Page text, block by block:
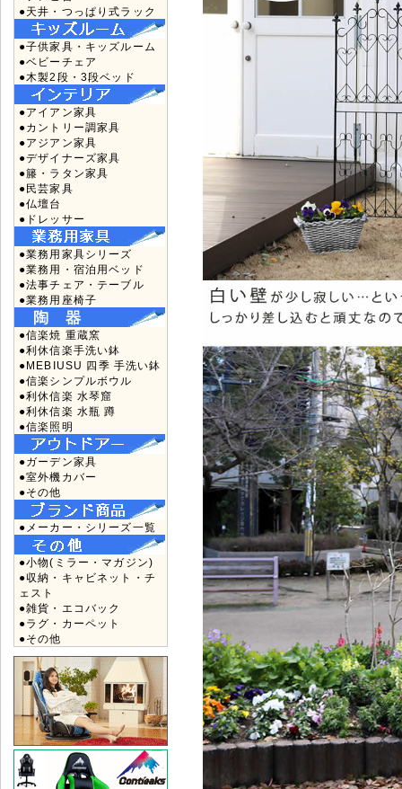
●天井・つっぱり式ラック
●子供家具・キッズルーム
●ベビーチェア
●木製2段・3段ベッド
●アイアン家具
●カントリー調家具
●アジアン家具
●デザイナーズ家具
●籐・ラタン家具
●民芸家具
●仏壇台
●ドレッサー
●業務用家具シリーズ
●業務用・宿泊用ベッド
●法事チェア・テーブル
●業務用座椅子
●信楽焼 重蔵窯
●利休信楽手洗い鉢
●MEBIUSU 四季 手洗い鉢
●信楽シンプルボウル
●利休信楽 水琴窟
●利休信楽 水瓶 蹲
●信楽照明
●ガーデン家具
●室外機カバー
●その他
●メーカー・シリーズ一覧
●小物(ミラー・マガジン)
●収納・キャビネット・チ
ェスト
●雑貨・エコバック
●ラグ・カーペット
●その他